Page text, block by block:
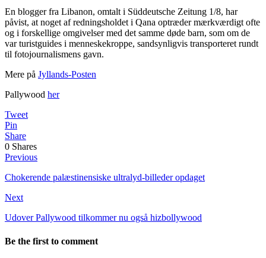
En blogger fra Libanon, omtalt i Süddeutsche Zeitung 1/8, har
påvist, at noget af redningsholdet i Qana optræder mærkværdigt ofte
og i forskellige omgivelser med det samme døde barn, som om de
var turistguides i menneskekroppe, sandsynligvis transporteret rundt
til fotojournalismens gavn.
Mere på Jyllands-Posten
Pallywood her
Tweet
Pin
Share
0 Shares
Previous
Chokerende palæstinensiske ultralyd-billeder opdaget
Next
Udover Pallywood tilkommer nu også hizbollywood
Be the first to comment